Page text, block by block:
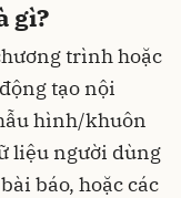
gì?
trình hoặc
tạo nội
hình/khuôn
liệu người dùng
báo, hoặc các